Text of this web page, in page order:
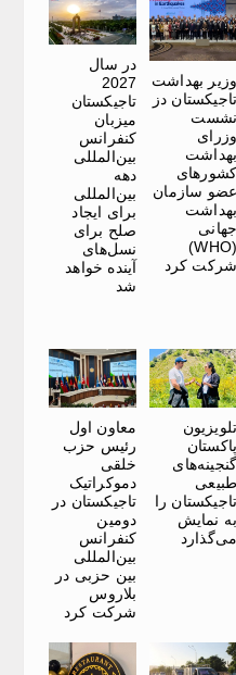
وزیر بهداشت
تاجیکستان دز
نشست
وزرای
بهداشت
کشورهای
عضو سازمان
بهداشت
جهانی
(WHO)
شرکت کرد
در سال
2027
تاجیکستان
میزبان
کنفرانس
بین‌المللی
دهه
بین‌المللی
برای ایجاد
صلح برای
نسل‌های
آینده خواهد
شد
تلویزیون
پاکستان
گنجینه‌های
طبیعی
تاجیکستان را
به نمایش
می‌گذارد
معاون اول
رئیس حزب
خلقی
دموکراتیک
تاجیکستان در
دومین
کنفرانس
بین‌المللی
بین حزبی در
بلاروس
شرکت کرد